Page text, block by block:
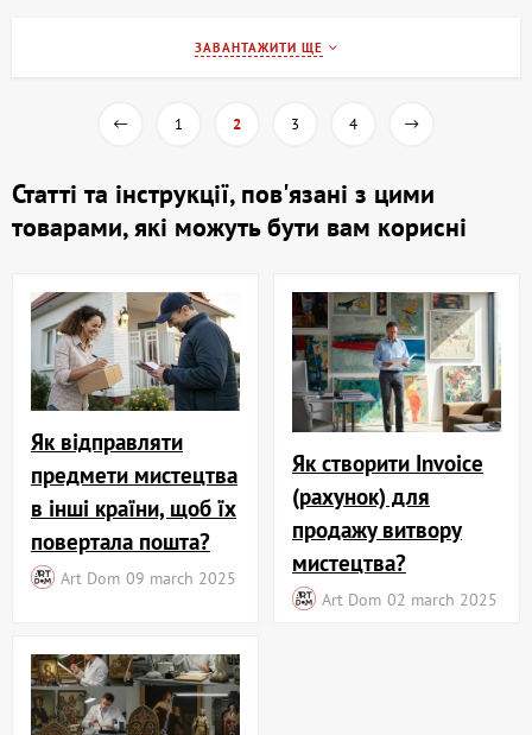
ЗАВАНТАЖИТИ ЩЕ
1 2 3 4
Статті та інструкції, пов'язані з цими
товарами, які можуть бути вам корисні
Як відправляти
предмети мистецтва
в інші країни, щоб їх
повертала пошта?
Art Dom 09 march 2025
Як створити Invoice
(рахунок) для
продажу витвору
мистецтва?
Art Dom 02 march 2025